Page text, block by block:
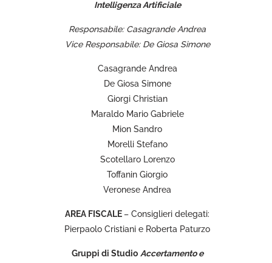
Intelligenza Artificiale
Responsabile: Casagrande Andrea
Vice Responsabile: De Giosa Simone
Casagrande Andrea
De Giosa Simone
Giorgi Christian
Maraldo Mario Gabriele
Mion Sandro
Morelli Stefano
Scotellaro Lorenzo
Toffanin Giorgio
Veronese Andrea
AREA FISCALE – Consiglieri delegati:
Pierpaolo Cristiani e Roberta Paturzo
Gruppi di Studio Accertamento e